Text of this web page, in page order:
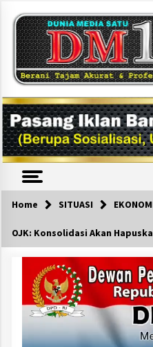
content
Home SITUASI
OJK: Konsolidasi Akan